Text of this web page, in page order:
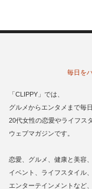
毎日を
「CLIPPY」では、
グルメからエンタメまで毎
20代女性の恋愛やライフス
ウェブマガジンです。
恋愛、グルメ、健康と美容、
イベント、ライフスタイル、
エンターテインメントなど、